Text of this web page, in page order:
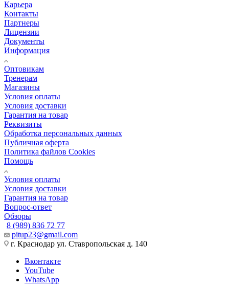
Карьера
Контакты
Партнеры
Лицензии
Документы
Информация
Оптовикам
Тренерам
Магазины
Условия оплаты
Условия доставки
Гарантия на товар
Реквизиты
Обработка персональных данных
Публичная оферта
Политика файлов Cookies
Помощь
Условия оплаты
Условия доставки
Гарантия на товар
Вопрос-ответ
Обзоры
8 (989) 836 72 77
pitup23@gmail.com
г. Краснодар ул. Ставропольская д. 140
Вконтакте
YouTube
WhatsApp